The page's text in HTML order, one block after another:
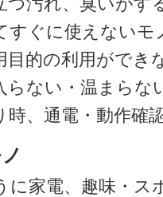
すぐに使えないモ
目的の利用ができ
らない・温まらな
、通電・動作確
に家電、趣味・ス